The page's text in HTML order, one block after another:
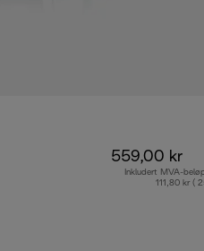
559,00 kr
Inkludert MVA-
111,80 kr (